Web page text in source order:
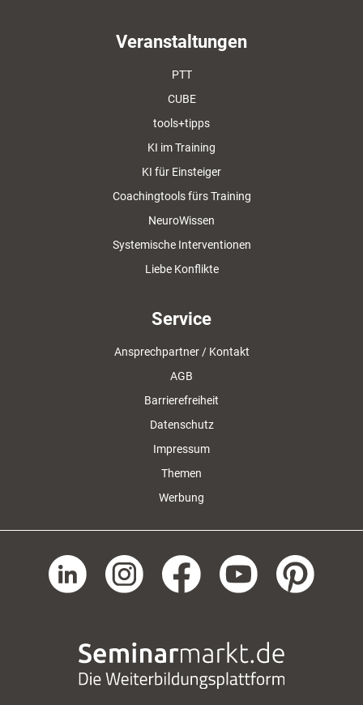
Veranstaltungen
PTT
CUBE
tools+tipps
KI im Training
KI für Einsteiger
Coachingtools fürs Training
NeuroWissen
Systemische Interventionen
Liebe Konflikte
Service
Ansprechpartner / Kontakt
AGB
Barrierefreiheit
Datenschutz
Impressum
Themen
Werbung